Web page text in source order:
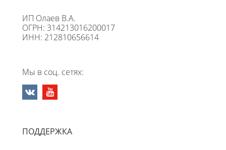
ИП Олаев В.А.
ОГРН: 314213016200017
ИНН: 212810656614
Мы в соц. сетях:
ПОДДЕРЖКА